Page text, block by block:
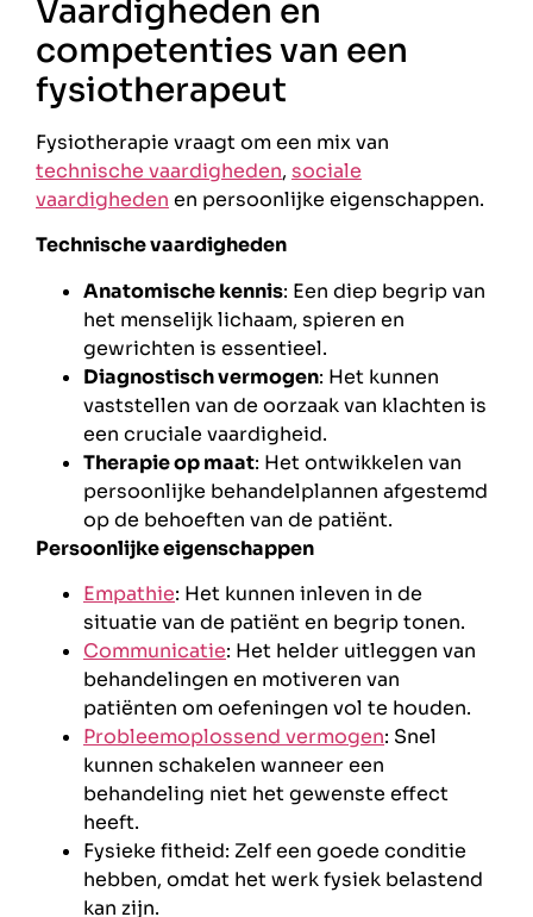
Vaardigheden en
competenties van een
fysiotherapeut
Fysiotherapie vraagt om een mix van
technische vaardigheden, sociale
vaardigheden en persoonlijke eigenschappen.
Technische vaardigheden
Anatomische kennis: Een diep begrip van
het menselijk lichaam, spieren en
gewrichten is essentieel.
Diagnostisch vermogen: Het kunnen
vaststellen van de oorzaak van klachten is
een cruciale vaardigheid.
Therapie op maat: Het ontwikkelen van
persoonlijke behandelplannen afgestemd
op de behoeften van de patiënt.
Persoonlijke eigenschappen
Empathie: Het kunnen inleven in de
situatie van de patiënt en begrip tonen.
Communicatie: Het helder uitleggen van
behandelingen en motiveren van
patiënten om oefeningen vol te houden.
Probleemoplossend vermogen: Snel
kunnen schakelen wanneer een
behandeling niet het gewenste effect
heeft.
Fysieke fitheid: Zelf een goede conditie
hebben, omdat het werk fysiek belastend
kan zijn.